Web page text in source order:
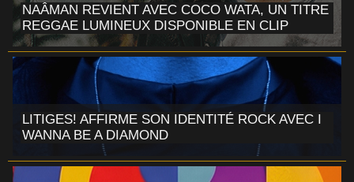
NAÂMAN REVIENT AVEC COCO WATA, UN TITRE
REGGAE LUMINEUX DISPONIBLE EN CLIP
LITIGES! AFFIRME SON IDENTITÉ ROCK AVEC I
WANNA BE A DIAMOND